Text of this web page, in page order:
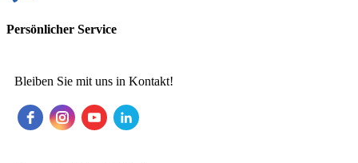
Persönlicher Service
Bleiben Sie mit uns in Kontakt!